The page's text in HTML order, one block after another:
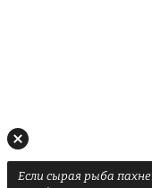
Если сырая рыба